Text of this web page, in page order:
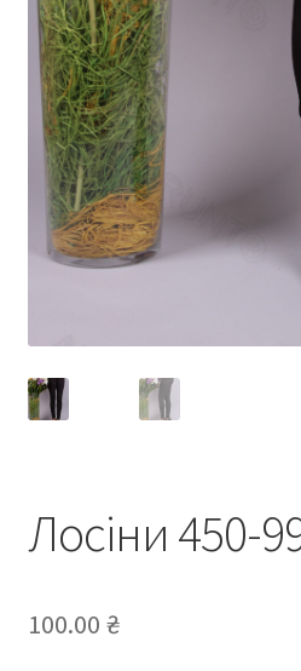
Лосіни 450-
100.00 ₴